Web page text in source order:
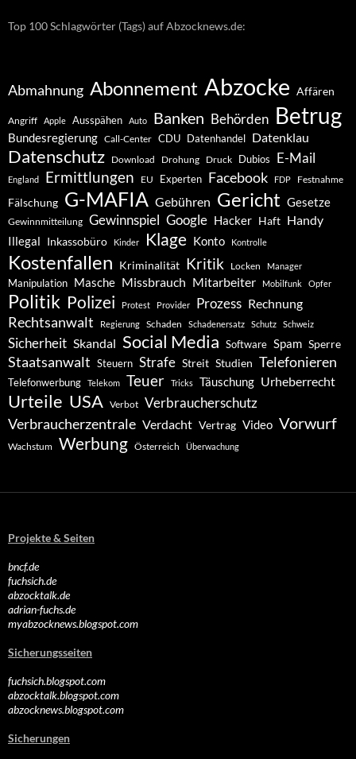
Top 100 Schlagwörter (Tags) auf Abzocknews.de:
Abmahnung Abonnement Abzocke Affären
Angriff Apple Ausspähen Auto Banken Behörden Betrug
Bundesregierung Call-Center CDU Datenhandel Datenklau
Datenschutz Download Drohung Druck Dubios E-Mail
England Ermittlungen EU Experten Facebook FDP Festnahme
Fälschung G-MAFIA Gebühren Gericht Gesetze
Gewinnmitteilung Gewinnspiel Google Hacker Haft Handy
Illegal Inkassobüro Kinder Klage Konto Kontrolle
Kostenfallen Kriminalität Kritik Locken Manager
Manipulation Masche Missbrauch Mitarbeiter Mobilfunk Opfer
Politik Polizei Protest Provider Prozess Rechnung
Rechtsanwalt Regierung Schaden Schadenersatz Schutz Schweiz
Sicherheit Skandal Social Media Software Spam Sperre
Staatsanwalt Steuern Strafe Streit Studien Telefonieren
Telefonwerbung Telekom Teuer Tricks Täuschung Urheberrecht
Urteile USA Verbot Verbraucherschutz
Verbraucherzentrale Verdacht Vertrag Video Vorwurf
Wachstum Werbung Österreich Überwachung
Projekte & Seiten
bncf.de
fuchsich.de
abzocktalk.de
adrian-fuchs.de
myabzocknews.blogspot.com
Sicherungsseiten
fuchsich.blogspot.com
abzocktalk.blogspot.com
abzocknews.blogspot.com
Sicherungen